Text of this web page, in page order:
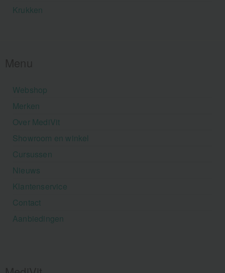
Krukken
Webshop
Merken
Over MediVit
Showroom en winkel
Cursussen
Nieuws
Klantenservice
Contact
Aanbiedingen